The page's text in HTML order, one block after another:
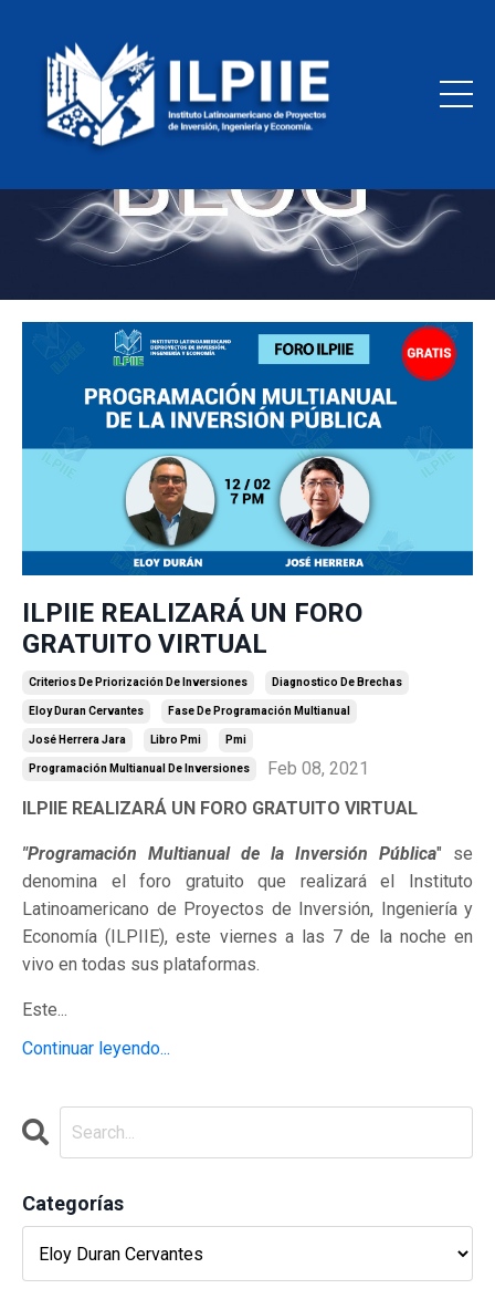
ILPIIE REALIZARÁ UN FORO
GRATUITO VIRTUAL
Criterios De Priorización De Inversiones Diagnostico De Brechas
Eloy Duran Cervantes Fase De Programación Multianual
José Herrera Jara Libro Pmi Pmi
Programación Multianual De Inversiones
Feb 08, 2021
ILPIIE REALIZARÁ UN FORO GRATUITO VIRTUAL
"Programación Multianual de la Inversión Pública" se
denomina el foro gratuito que realizará el Instituto
Latinoamericano de Proyectos de Inversión, Ingeniería y
Economía (ILPIIE), este viernes a las 7 de la noche en
vivo en todas sus plataformas.
Este...
Continuar leyendo...
Categorías